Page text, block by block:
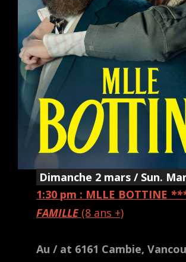
Dimanche 2 mars / Sun.
1:30 pm : MLLE BOTTINE
FAMILLE(8 ans +)
Au / at 6161 Cambie,